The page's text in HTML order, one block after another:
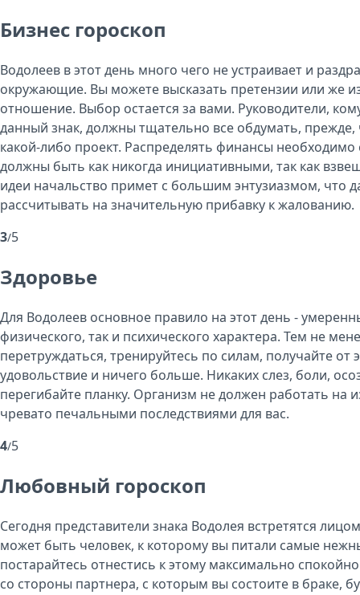
Бизнес гороскоп
Водолеев в этот день много чего не устраивает и
окружающие. Вы можете высказать претензии или же
отношение. Выбор остается за вами. Руководители,
данный знак, должны тщательно все обдумать,
какой-либо проект. Распределять финансы
должны быть как никогда инициативными, так как
идеи начальство примет с большим энтузиазмом, что
рассчитывать на значительную прибавку к жалованию.
3/5
Здоровье
Для Водолеев основное правило на этот день -
физического, так и психического характера. Тем не
перетруждаться, тренируйтесь по силам, получайте от
удовольствие и ничего больше. Никаких слез, боли,
перегибайте планку. Организм не должен работать на
чревато печальными последствиями для вас.
4/5
Любовный гороскоп
Сегодня представители знака Водолея встретятся
может быть человек, к которому вы питали самые
постарайтесь отнестись к этому максимально
со стороны партнера, с которым вы состоите в браке,